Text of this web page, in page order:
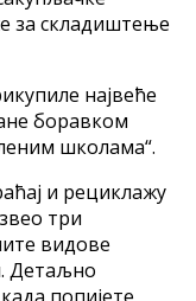
за складиштење
највеће
боравком
школама“.
и рециклажу
три
видове
Детаљно